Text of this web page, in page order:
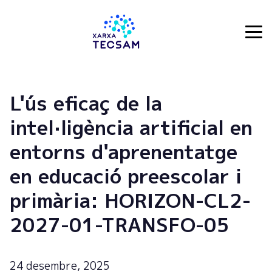
L'ús eficaç de la
intel·ligència artificial en
entorns d'aprenentatge
en educació preescolar i
primària: HORIZON-CL2-
2027-01-TRANSFO-05
24 desembre, 2025